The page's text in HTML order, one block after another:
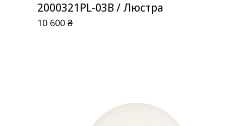
2000321PL-03B / Люстра
10 600₴